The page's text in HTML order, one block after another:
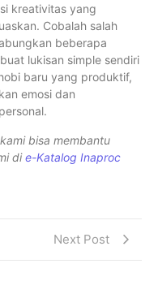
kreativitas yang
Cobalah salah
beberapa
lukisan simple sendiri
baru yang produktif,
emosi dan
bisa membantu
die-Katalog Inaproc
Next Post